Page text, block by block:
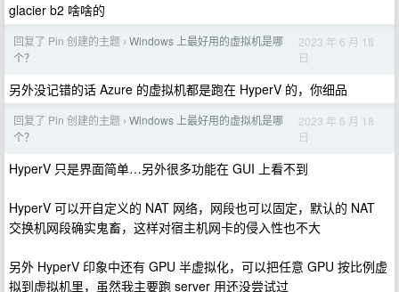
glacier b2 啥啥的
回复了 Pin 创建的主题 › Windows 上最好用的虚拟机是哪
个？
2023 年 6 月 18
日
另外没记错的话 Azure 的虚拟机都是跑在 HyperV 的，你细品
回复了 Pin 创建的主题 › Windows 上最好用的虚拟机是哪
个？
2023 年 6 月 18
日
HyperV 只是界面简单…另外很多功能在 GUI 上看不到
HyperV 可以开自定义的 NAT 网络，网段也可以固定，默认的 NAT
交换机网段确实鬼畜，这样对宿主机网卡的侵入性也不大
另外 HyperV 印象中还有 GPU 半虚拟化，可以把任意 GPU 按比例虚
拟到虚拟机里，虽然我主要跑 server 用还没尝试过